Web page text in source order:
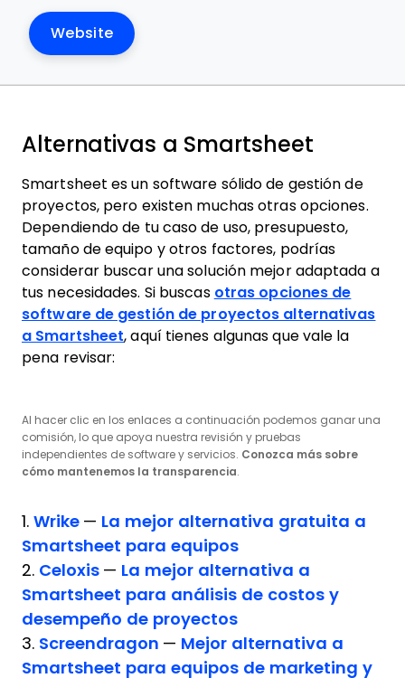
Website
Alternativas a Smartsheet
Smartsheet es un software sólido de gestión de
proyectos, pero existen muchas otras opciones.
Dependiendo de tu caso de uso, presupuesto,
tamaño de equipo y otros factores, podrías
considerar buscar una solución mejor adaptada a
tus necesidades. Si buscas otras opciones de
software de gestión de proyectos alternativas
a Smartsheet, aquí tienes algunas que vale la
pena revisar:
Al hacer clic en los enlaces a continuación podemos ganar una
comisión, lo que apoya nuestra revisión y pruebas
independientes de software y servicios. Conozca más sobre
cómo mantenemos la transparencia.
1. Wrike — La mejor alternativa gratuita a
Smartsheet para equipos
2. Celoxis — La mejor alternativa a
Smartsheet para análisis de costos y
desempeño de proyectos
3. Screendragon — Mejor alternativa a
Smartsheet para equipos de marketing y